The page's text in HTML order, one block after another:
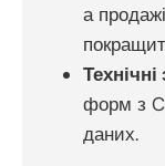
а
Технічні
форм з
даних.